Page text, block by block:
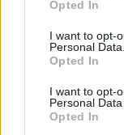
Opted In
I want to opt-
Personal Data.
Opted In
I want to opt-
Personal
Opted In